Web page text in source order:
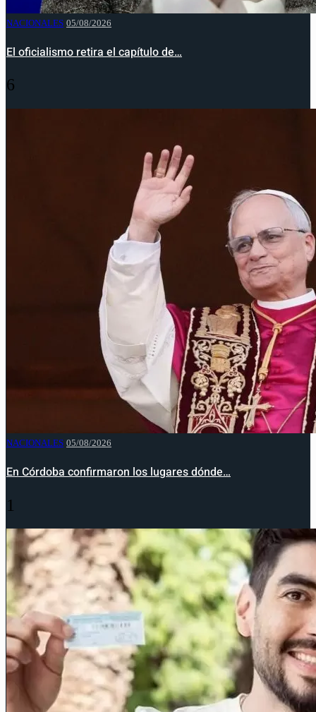
NACIONALES 05/08/2026
El oficialismo retira el capítulo de…
6
NACIONALES 05/08/2026
En Córdoba confirmaron los lugares dónde…
1